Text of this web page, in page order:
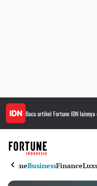
Baca artikel Fortune IDNlainnya
HomeBusinessFinance